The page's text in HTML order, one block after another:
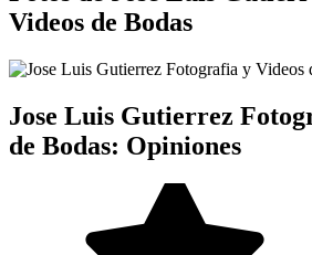
Videos de Bodas
Jose Luis Gutierrez
de Bodas: Opiniones